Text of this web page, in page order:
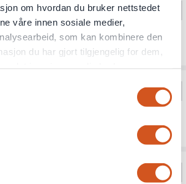
om hvordan du bruker nettstedet
våre innen sosiale medier,
som kan kombinere den
du har gjort tilgjengelig for dem,